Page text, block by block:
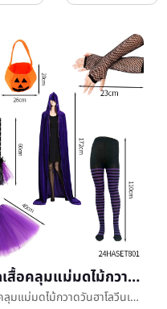
วันฮาโลวีนเด็กเสื้อคลุมแม่มดไม้กวาดวันฮาโลวีนเด็กวันฮาโลวีนถุงเท้าวันฮาโลวีนงานเลี้ยงแสดงเสื้อผ้า
วันฮาโลวีนเด็กเสื้อคลุมแม่มดไม้กวาดวันฮาโลวีนเด็กวันฮาโลวีนถุงเท้าวันฮาโลวีนงานเลี้ยงแสดงเสื้อผ้า